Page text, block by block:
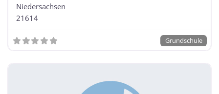
Niedersachsen
21614
Grundschule